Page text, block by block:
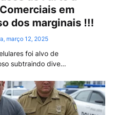
em
dos marginais !!!
março 12, 2025
foi alvo de
subtraindo dive…